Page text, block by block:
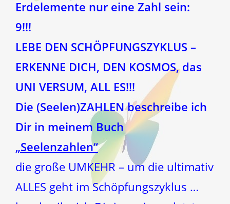
Erdelemente nur eine Zahl sein:
9!!!
LEBE DEN SCHÖPFUNGSZYKLUS –
ERKENNE DICH, DEN KOSMOS, das
UNI VERSUM, ALL ES!!!
Die (Seelen)ZAHLEN beschreibe ich
Dir in meinem Buch
„Seelenzahlen“
die große UMKEHR – um die ultimativ
ALLES geht im Schöpfungszyklus …